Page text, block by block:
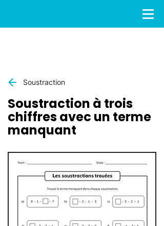
Soustraction
Soustraction à trois
chiffres avec un terme
manquant